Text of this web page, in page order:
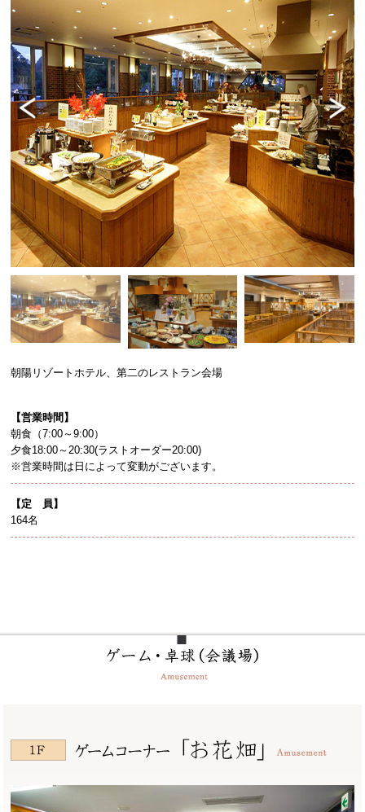
Previ
ous
Next
朝陽リゾートホテル、第二のレストラン会場
【営業時間】
朝食（7:00～9:00）
夕食18:00～20:30(ラストオーダー20:00)
※営業時間は日によって変動がございます。
【定 員】
164名